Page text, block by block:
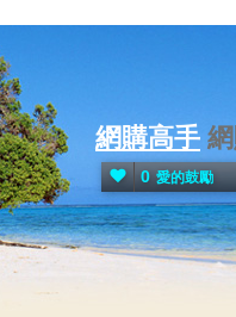
網購高手
0 愛的鼓勵